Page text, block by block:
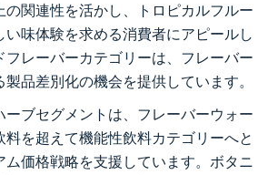
の関連性を活かし、トロピカルフルー
い味体験を求める消費者にアピールし
フレーバーカテゴリーは、フレーバー
品差別化の機会を提供しています。
ーブセグメントは、フレーバーウォー
料を超えて機能性飲料カテゴリーへと
ム価格戦略を支援しています。ボタニ